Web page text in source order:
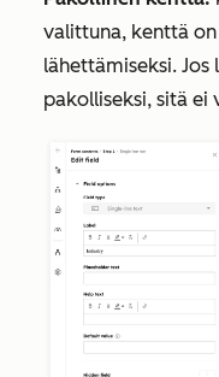
valittuna, kenttä
lähettämiseksi.
pakolliseksi, sitä